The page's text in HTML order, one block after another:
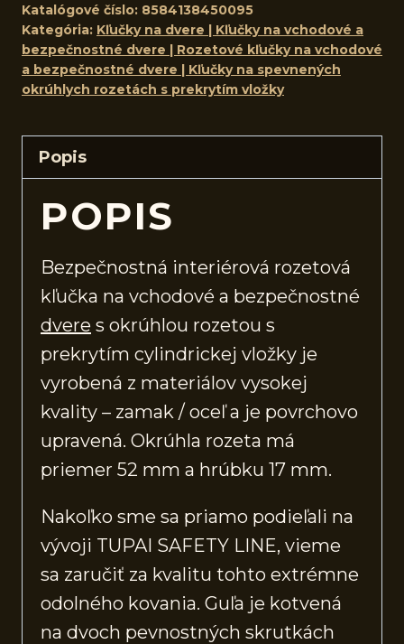
Katalógové číslo: 8584138450095
Kategória: Kľučky na dvere | Kľučky na vchodové a
bezpečnostné dvere | Rozetové kľučky na vchodové
a bezpečnostné dvere | Kľučky na spevnených
okrúhlych rozetách s prekrytím vložky
Popis
POPIS
Bezpečnostná interiérová rozetová
kľučka na vchodové a bezpečnostné
dvere s okrúhlou rozetou s
prekrytím cylindrickej vložky je
vyrobená z materiálov vysokej
kvality – zamak / oceľ a je povrchovo
upravená. Okrúhla rozeta má
priemer 52 mm a hrúbku 17 mm.
Nakoľko sme sa priamo podieľali na
vývoji TUPAI SAFETY LINE, vieme
sa zaručiť za kvalitu tohto extrémne
odolného kovania. Guľa je kotvená
na dvoch pevnostných skrutkách